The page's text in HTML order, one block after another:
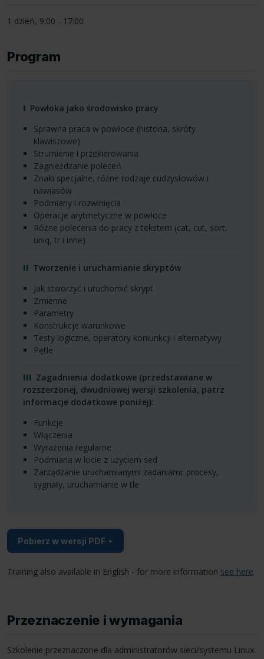
1 dzień, 9:00 - 17:00
Program
Powłoka jako środowisko pracy
Sprawna praca w powłoce (historia, skróty
klawiszowe)
Strumienie i przekierowania
Zagnieżdzanie poleceń
Znaki specjalne, różne rodzaje cudzysłowów i
nawiasów
Podmiany i rozwinięcia
Operacje arytmetyczne w powłoce
Różne polecenia do pracy z tekstem (cat, cut, sort,
uniq, tr i inne)
Tworzenie i uruchamianie skryptów
Jak stworzyć i uruchomić skrypt
Zmienne
Parametry
Konstrukcje warunkowe
Testy logiczne, operatory koniunkcji i alternatywy
Pętle
Zagadnienia dodatkowe (przedstawiane w
rozszerzonej, dwudniowej wersji szkolenia, patrz
informacje dodatkowe poniżej):
Funkcje
Włączenia
Wyrażenia regularne
Podmiana w locie z użyciem sed
Zarządzanie uruchamianymi zadaniami: procesy,
sygnały, uruchamianie w tle
Pobierz w wersji PDF
Training also available in English - for more information see here
.
Przeznaczenie i wymagania
Szkolenie przeznaczone dla administratorów sieci/systemu Linux.